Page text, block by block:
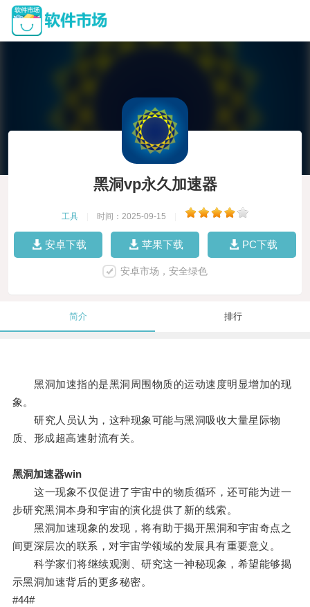
黑洞vp永久加速器
工具 时间：2025-09-15
安卓下载 苹果下载 PC下载
安卓市场，安全绿色
简介 排行
黑洞加速指的是黑洞周围物质的运动速度明显增加的现
象。
研究人员认为，这种现象可能与黑洞吸收大量星际物
质、形成超高速射流有关。
黑洞加速器win
这一现象不仅促进了宇宙中的物质循环，还可能为进一
步研究黑洞本身和宇宙的演化提供了新的线索。
黑洞加速现象的发现，将有助于揭开黑洞和宇宙奇点之
间更深层次的联系，对宇宙学领域的发展具有重要意义。
科学家们将继续观测、研究这一神秘现象，希望能够揭
示黑洞加速背后的更多秘密。
#44#